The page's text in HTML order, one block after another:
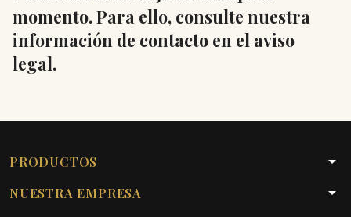
momento. Para ello, consulte nuestra
información de contacto en el aviso
legal.
PRODUCTOS arrow_drop_down
NUESTRA EMPRESA arrow_drop_down